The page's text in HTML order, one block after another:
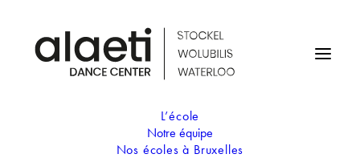
L’école
Notre équipe
Nos écoles à Bruxelles